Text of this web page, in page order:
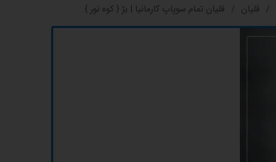
قلیان قلیان تمام سوپاپ کارمانیا | بژ { کوه نور }